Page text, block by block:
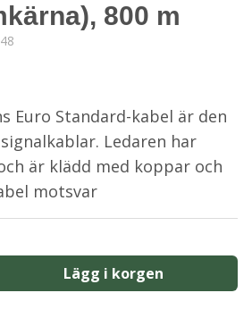
800 m
Euro Standard-kabel är den
Ledaren har
är klädd med koppar och
motsvar
Lägg i korgen